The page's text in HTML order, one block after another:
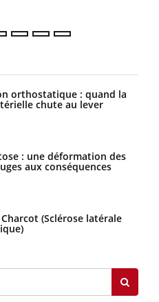
orthostatique : quand la
chute au lever
: une déformation des
aux conséquences
(Sclérose latérale